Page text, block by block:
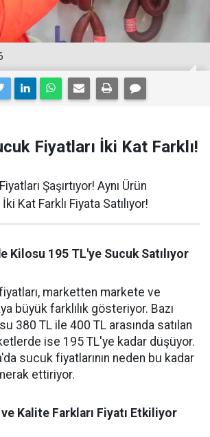
Fiyatları İki Kat Farklı!
Şaşırtıyor! Aynı Ürün
Kat Farklı Fiyata Satılıyor!
Kilosu 195 TL'ye Sucuk Satılıyor
marketten markete ve
büyük farklılık gösteriyor. Bazı
380 TL ile 400 TL arasında satılan
ise 195 TL'ye kadar düşüyor.
sucuk fiyatlarının neden bu kadar
ettiriyor.
Kalite Farkları Fiyatı Etkiliyor